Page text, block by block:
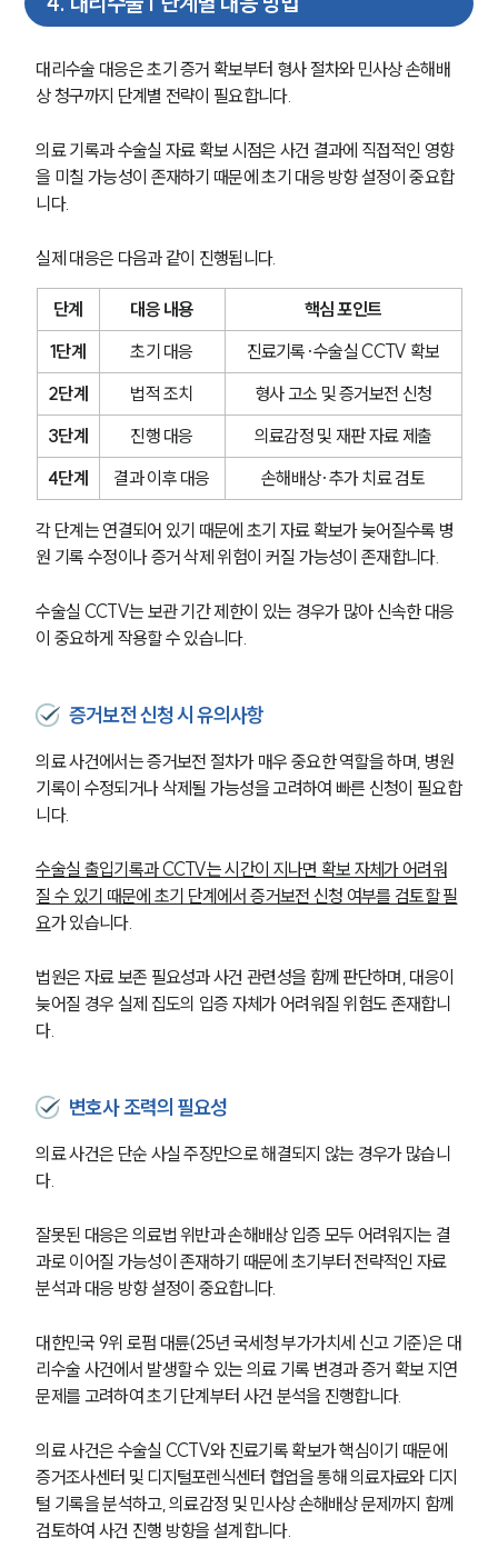
고객의 소리
AI대륜
주요 업무사례
법률지식인
고객후기
업무분야
의료·바이오·헬스케어그룹 업무
전체
구성원 소개
의료전문변호사
소식/자료
언론보도
법률서식
세미나
대륜법률상담예약
대리수술 대응은 초기 증거 확보부터 형사 절차와 민사상 손해배
상 청구까지 단계별 전략이 필요합니다.
의료 기록과 수술실 자료 확보 시점은 사건 결과에 직접적인 영향
을 미칠 가능성이 존재하기 때문에 초기 대응 방향 설정이 중요합
니다.
실제 대응은 다음과 같이 진행됩니다.
단계 대응 내용
핵심 포인트
1단계
초기 대응
진료기록·수술실 CCTV 확보
2단계
법적 조치
형사 고소 및 증거보전 신청
3단계
진행 대응
의료감정 및 재판 자료 제출
4단계
결과 이후 대응 손해배상·추가 치료 검토
각 단계는 연결되어 있기 때문에 초기 자료 확보가 늦어질수록 병
원 기록 수정이나 증거 삭제 위험이 커질 가능성이 존재합니다.
수술실 CCTV는 보관 기간 제한이 있는 경우가 많아 신속한 대응
이 중요하게 작용할 수 있습니다.
증거보전 신청 시 유의사항
의료 사건에서는 증거보전 절차가 매우 중요한 역할을 하며, 병원
기록이 수정되거나 삭제될 가능성을 고려하여 빠른 신청이 필요합
니다.
수술실 출입기록과 CCTV는 시간이 지나면 확보 자체가 어려워
질 수 있기 때문에 초기 단계에서 증거보전 신청 여부를 검토할 필
요가 있습니다.
법원은 자료 보존 필요성과 사건 관련성을 함께 판단하며, 대응이
늦어질 경우 실제 집도의 입증 자체가 어려워질 위험도 존재합니
다.
변호사 조력의 필요성
의료 사건은 단순 사실 주장만으로 해결되지 않는 경우가 많습니
다.
잘못된 대응은 의료법 위반과 손해배상 입증 모두 어려워지는 결
과로 이어질 가능성이 존재하기 때문에 초기부터 전략적인 자료
분석과 대응 방향 설정이 중요합니다.
대한민국 9위 로펌 대륜(25년 국세청 부가가치세 신고 기준)은 대
리수술 사건에서 발생할 수 있는 의료 기록 변경과 증거 확보 지연
문제를 고려하여 초기 단계부터 사건 분석을 진행합니다.
의료 사건은 수술실 CCTV와 진료기록 확보가 핵심이기 때문에
증거조사센터 및 디지털포렌식센터 협업을 통해 의료자료와 디지
털 기록을 분석하고, 의료감정 및 민사상 손해배상 문제까지 함께
검토하여 사건 진행 방향을 설계합니다.